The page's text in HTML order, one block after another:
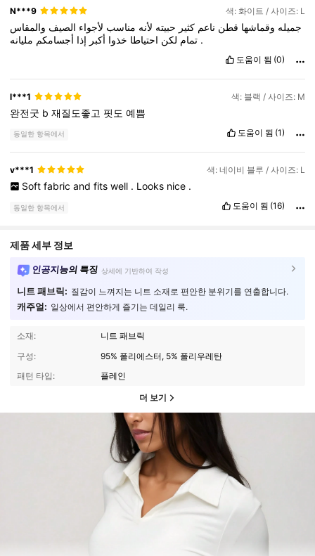
N***9 색: 화이트 / 사이즈: L
جميله وقماشها قطن ناعم كثير حبيته لأنه مناسب لأجواء الصيف والمقاس
تمام لكن احتياطا خذوا أكبر إذا أجسامكم .
도움이 됨 (0)
l***1 색: 블랙 / 사이즈: M
완전굿 b재질도좋고 핏도예쁨
동일한 항목에서 도움이 됨 (1)
v***1 색: 네이비 블루 / 사이즈: L
Soft fabric and fits well . Looks nice .
동일한 항목에서 도움이 됨 (16)
제품 세부 정보
인공지능의 특징 상세에 기반하여 작성
니트 패브릭: 질감이 느껴지는 니트 소재로 편안한 분위기를 연출합니다.
캐주얼: 일상에서 편안하게 즐기는 데일리 룩.
소재:
니트 패브릭
구성:
95% 폴리에스터, 5% 폴리우레탄
패턴 타입:
플레인
더 보기